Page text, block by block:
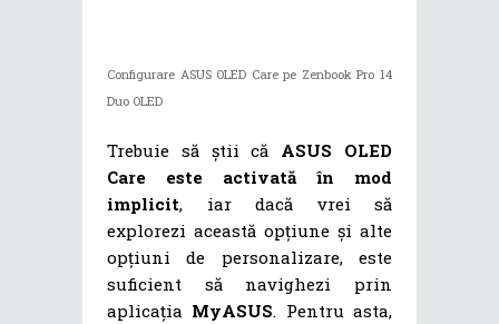
Configurare ASUS OLED Care pe Zenbook Pro 14
Duo OLED
Trebuie să știi că ASUS OLED
Care este activată în mod
implicit, iar dacă vrei să
explorezi această opțiune și alte
opțiuni de personalizare, este
suficient să navighezi prin
aplicația MyASUS. Pentru asta,